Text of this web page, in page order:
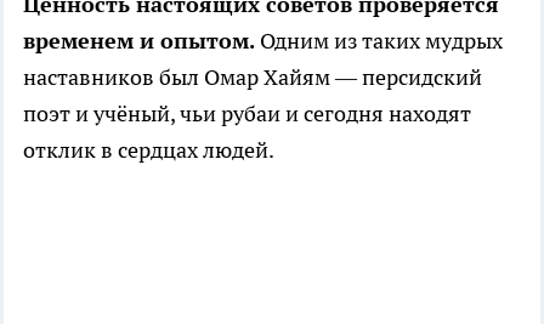
временем и опытом. Одним из таких мудрых
наставников был Омар Хайям — персидский
поэт и учёный, чьи рубаи и сегодня находят
отклик в сердцах людей.